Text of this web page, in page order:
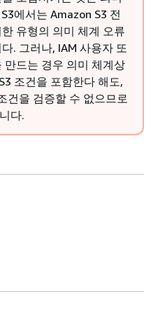
에서는 Amazon S3 전
유형의 의미 체계 오류
. 그러나, IAM 사용자 또
만드는 경우 의미 체계상
조건을 포함한다 해도,
건을 검증할 수 없으므로
다.